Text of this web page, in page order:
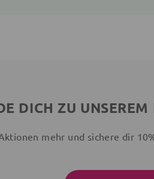
DICH ZU
mehr und sichere dir